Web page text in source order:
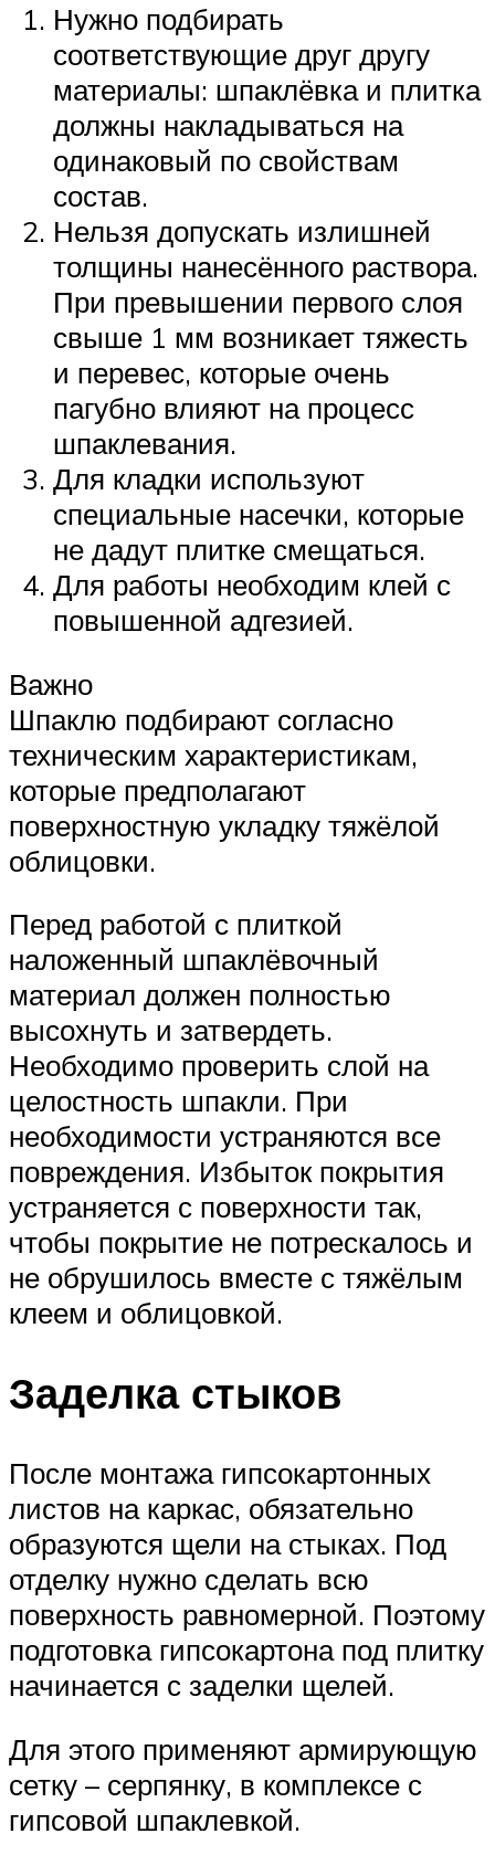
Нужно подбирать
соответствующие друг другу
материалы: шпаклёвка и плитка
должны накладываться на
одинаковый по свойствам
состав.
Нельзя допускать излишней
толщины нанесённого раствора.
При превышении первого слоя
свыше 1 мм возникает тяжесть
и перевес, которые очень
пагубно влияют на процесс
шпаклевания.
Для кладки используют
специальные насечки, которые
не дадут плитке смещаться.
Для работы необходим клей с
повышенной адгезией.
Важно
Шпаклю подбирают согласно
техническим характеристикам,
которые предполагают
поверхностную укладку тяжёлой
облицовки.
Перед работой с плиткой
наложенный шпаклёвочный
материал должен полностью
высохнуть и затвердеть.
Необходимо проверить слой на
целостность шпакли. При
необходимости устраняются все
повреждения. Избыток покрытия
устраняется с поверхности так,
чтобы покрытие не потрескалось и
не обрушилось вместе с тяжёлым
клеем и облицовкой.
Заделка стыков
После монтажа гипсокартонных
листов на каркас, обязательно
образуются щели на стыках. Под
отделку нужно сделать всю
поверхность равномерной. Поэтому
подготовка гипсокартона под плитку
начинается с заделки щелей.
Для этого применяют армирующую
сетку – серпянку, в комплексе с
гипсовой шпаклевкой.